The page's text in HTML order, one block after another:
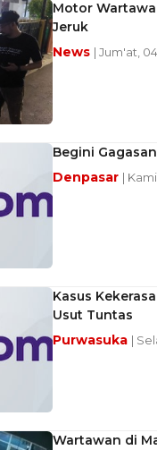
Motor
Jeruk
News | Jum'at,
Begini
Denpasar |
Kasus
Usut Tuntas
Purwasuka |
Wartawan di